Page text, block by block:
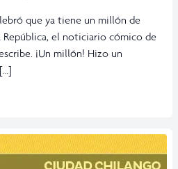
que ya tiene un millón de
República, el noticiario cómico de
¡Un millón! Hizo un